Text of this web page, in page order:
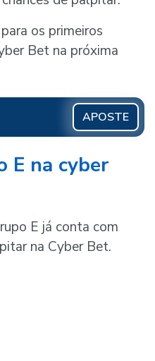
os primeiros
Bet na próxima
APOSTE
E na cyber
E já conta com
na Cyber Bet.